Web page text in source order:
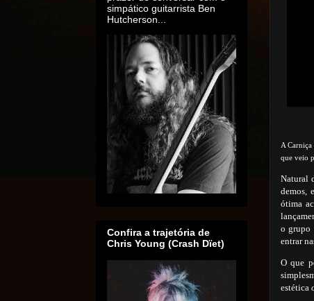
A
que veio
Natural
demos,
ótima
o grupo
entrar
O que
estética
simpático guitarrista Ben
Hutcherson...
Confira a trajetória de
Chris Young (Crash Dïet)